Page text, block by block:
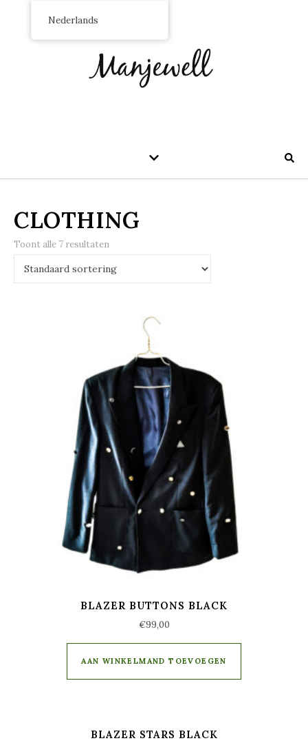
CLOTHING
Toont alle 7 resultaten
BLAZER BUTTONS BLACK
€99,00
AAN WINKELMAND TOEVOEGEN
BLAZER STARS BLACK
Nederlands